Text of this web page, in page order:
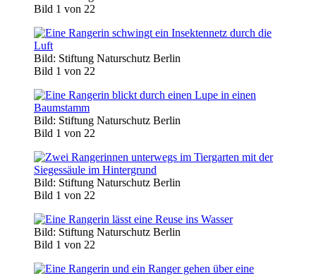
Bild 1 von 22
Bild: Stiftung Naturschutz Berlin
Bild 1 von 22
Bild: Stiftung Naturschutz Berlin
Bild 1 von 22
Bild: Stiftung Naturschutz Berlin
Bild 1 von 22
Bild: Stiftung Naturschutz Berlin
Bild 1 von 22